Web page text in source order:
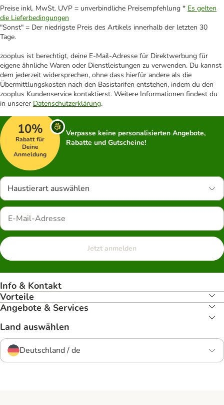
Preise inkl. MwSt. UVP = unverbindliche Preisempfehlung * Es gelten
die Lieferbedingungen
"Sonst" = Der niedrigste Preis des Artikels innerhalb der letzten 30
Tage.
zooplus ist berechtigt, deine E-Mail-Adresse für Direktwerbung für
eigene ähnliche Waren oder Dienstleistungen zu verwenden. Du kannst
dem jederzeit widersprechen, ohne dass hierfür andere als die
Übermittlungskosten nach den Basistarifen entstehen, indem du den
zooplus Kundenservice kontaktierst. Weitere Informationen findest du
in unserer Datenschutzerklärung.
10%
Rabatt für
Deine
Anmeldung
Verpasse keine personalisierten Angebote,
Rabatte und Gutscheine!
Haustierart auswählen
Jetzt anmelden
Info & Kontakt
Vorteile
Angebote & Services
Land auswählen
Deutschland / de